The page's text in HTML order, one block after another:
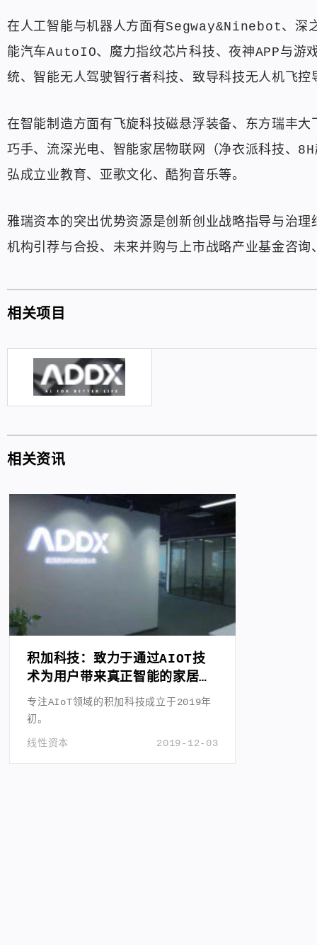
在人工智能与机器人方面有Segway&Ninebot、深
能汽车AutoIO、魔力指纹芯片科技、夜神APP与游
统、智能无人驾驶智行者科技、致导科技无人机飞
在智能制造方面有飞旋科技磁悬浮装备、东方瑞丰
巧手、流深光电、智能家居物联网（净衣派科技、
弘成立业教育、亚歌文化、酷狗音乐等。
雅瑞资本的突出优势资源是创新创业战略指导与治
机构引荐与合投、未来并购与上市战略产业基金咨
相关项目
相关资讯
积加科技：致力于通过AIOT技
术为用户带来真正智能的家居体
验
专注AIoT领域的积加科技成立于2019年
初。
2019-12-03
线性资本